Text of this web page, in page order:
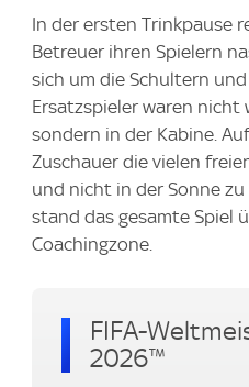
In der ersten Trinkpause
Betreuer ihren Spielern
sich um die Schultern
Ersatzspieler waren nicht
sondern in der Kabine.
Zuschauer die vielen
und nicht in der Sonne
stand das gesamte Spiel
Coachingzone.
FIFA-
2026™